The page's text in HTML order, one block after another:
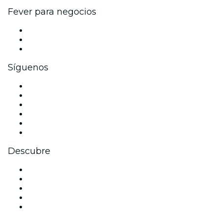
Fever para negocios
Síguenos
Descubre